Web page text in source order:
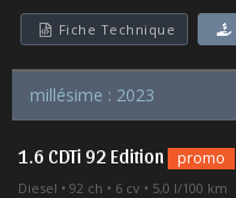
Fiche Technique
millésime : 2023
1.6 CDTi 92 Edition promo
Diesel 92 ch 6 cv 5,0 l/100 km